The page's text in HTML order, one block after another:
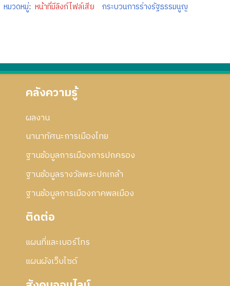
หมวดหมู่: หน้าที่มีลิงก์ไฟล์เสีย กระบวนการร่างรัฐธรรมนูญ
คลังความรู้
ผลงาน
นานาทัศนะการเมืองไทย
ฐานข้อมูลการเมืองการปกครอง
ฐานข้อมูลรางวัลพระปกเกล้า
ฐานข้อมูลการเมืองภาคพลเมือง
ติดต่อ
แผนที่และเบอร์โทร
แผนผังเว็บไซด์